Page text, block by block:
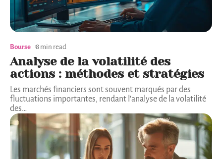
Bourse 8 min read
Analyse de la volatilité des
actions : méthodes et stratégies
Les marchés financiers sont souvent marqués par des
fluctuations importantes, rendant l'analyse de la volatilité
des…